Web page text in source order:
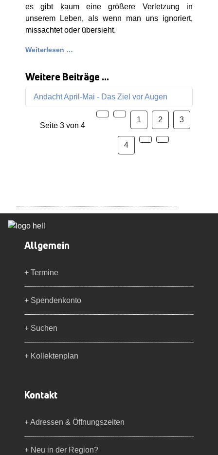
es gibt kaum eine größere Verletzung in
unserem Leben, als wenn man uns ignoriert,
missachtet oder übersieht.
Weiterlesen …
Weitere Beiträge …
Andacht April-Mai - Das Ziel vor Augen
Seite 3 von 4
1 2 3
4
Allgemein
+ Termine
+ Spendenkonto
+ Suchen
+ Kollektenplan
Kontakt
+ Adressen & Öffnungszeiten
+ Neu in der Region?